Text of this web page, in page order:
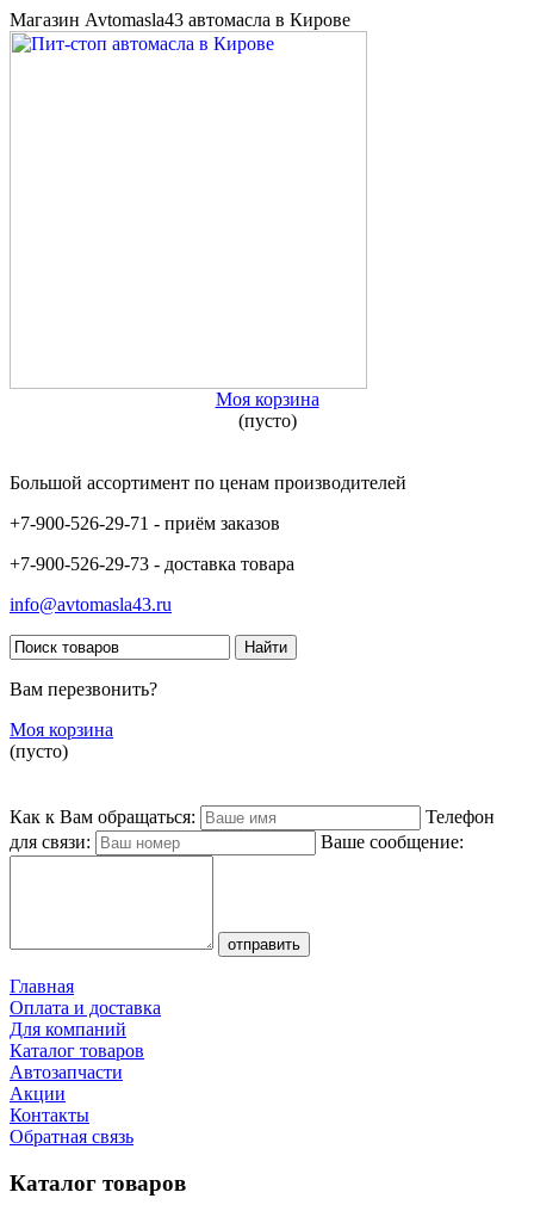
Магазин Avtomasla43 автомасла в Кирове
Моя корзина
(пусто)
Большой ассортимент по ценам производителей
+7-900-526-29-71 - приём заказов
+7-900-526-29-73 - доставка товара
info@avtomasla43.ru
Вам перезвонить?
Моя корзина
(пусто)
Как к Вам обращаться:
Телефон
для связи:
Ваше сообщение:
Главная
Оплата и доставка
Для компаний
Каталог товаров
Автозапчасти
Акции
Контакты
Обратная связь
Каталог товаров